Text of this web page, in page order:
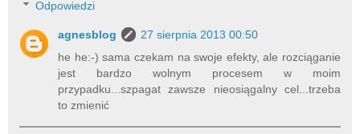
Odpowiedzi
agnesblog
27 sierpnia 2013 00:50
he he:-) sama czekam na swoje efekty, ale rozciąganie
jest bardzo wolnym procesem w moim
przypadku...szpagat zawsze nieosiągalny cel...trzeba
to zmienić